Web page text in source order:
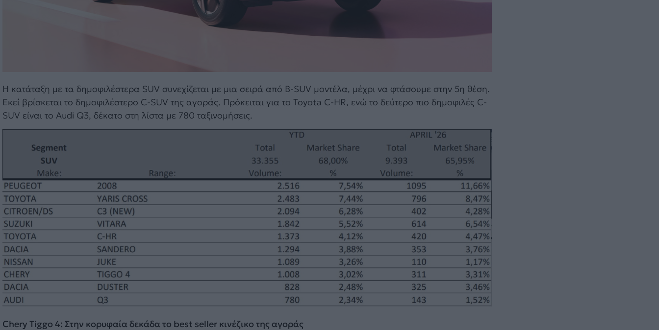
Η κατάταξη με τα δημοφιλέστερα SUV συνεχίζεται με μια σειρά από B-SUV μοντέλα, μέχρι να φτάσουμε στην 5η θέση.
Εκεί βρίσκεται το δημοφιλέστερο C-SUV της αγοράς. Πρόκειται για το Toyota C-HR, ενώ το δεύτερο πιο δημοφιλές C-
SUV είναι το Audi Q3, δέκατο στη λίστα με 780 ταξινομήσεις.
Chery Tiggo 4: Στην κορυφαία δεκάδα το best seller κινέζικο της αγοράς